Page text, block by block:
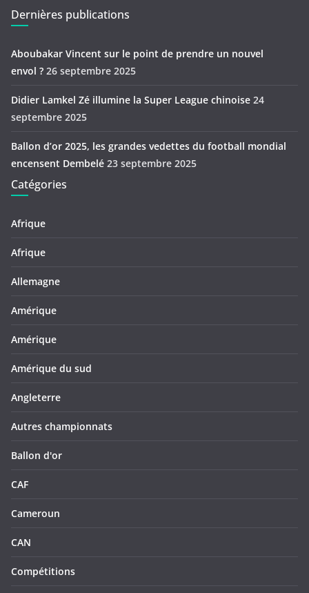
Dernières publications
Aboubakar Vincent sur le point de prendre un nouvel
envol ? 26 septembre 2025
Didier Lamkel Zé illumine la Super League chinoise 24
septembre 2025
Ballon d’or 2025, les grandes vedettes du football mondial
encensent Dembelé 23 septembre 2025
Catégories
Afrique
Afrique
Allemagne
Amérique
Amérique
Amérique du sud
Angleterre
Autres championnats
Ballon d'or
CAF
Cameroun
CAN
Compétitions